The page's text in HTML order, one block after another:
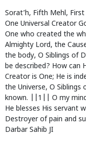
Sorat’h, Fifth Mehl,
One Universal Creator
One who created the
Almighty Lord, the
the body, O Siblings of
be described? How can
Creator is One; He is
the Universe, O
known. ||1|| O my
He blesses His servant
Destroyer of pain and
Darbar Sahib JI